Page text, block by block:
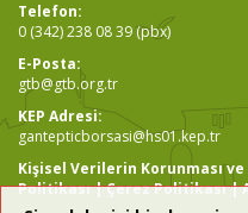
Telefon:
0 (342) 238 08 39 (pbx)
E-Posta:
gtb@gtb.org.tr
KEP Adresi:
gantepticborsasi@hs01.kep.tr
Kişisel Verilerin Korunması
Politikası|Çerez Politikası|